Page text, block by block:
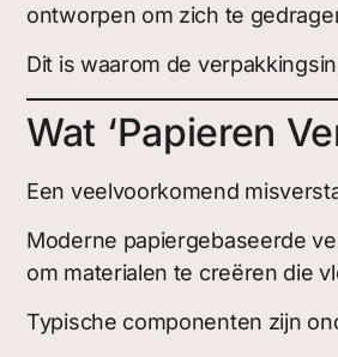
ontworpen om zich te
Dit is waarom de
Wat ‘Papieren
Een veelvoorkomend
Moderne papiergebaseerde
om materialen te creëren die
Typische componenten zijn